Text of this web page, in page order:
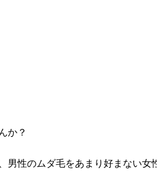
か？
性のムダ毛をあまり好まない女